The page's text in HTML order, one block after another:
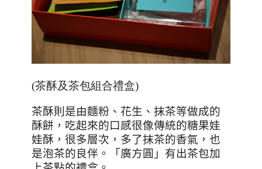
(茶酥及茶包組合禮盒)
茶酥則是由麵粉、花生、抹茶等做成的
酥餅，吃起來的口感很像傳統的糖果娃
娃酥，很多層次，多了抹茶的香氣，也
是泡茶的良伴。「廣方圓」有出茶包加